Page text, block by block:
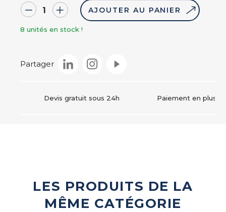
AJOUTER AU PANIER
8 unités en stock !
Partager
Instagram
Devis gratuit sous 24h Paiement en
LES PRODUITS DE LA
MÊME CATÉGORIE